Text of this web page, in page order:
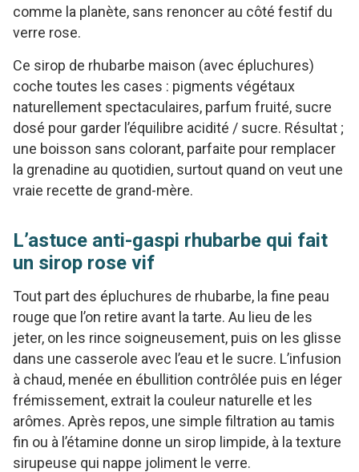
comme la planète, sans renoncer au côté festif du
verre rose.
Ce sirop de rhubarbe maison (avec épluchures)
coche toutes les cases : pigments végétaux
naturellement spectaculaires, parfum fruité, sucre
dosé pour garder l’équilibre acidité / sucre. Résultat ;
une boisson sans colorant, parfaite pour remplacer
la grenadine au quotidien, surtout quand on veut une
vraie recette de grand-mère.
L’astuce anti-gaspi rhubarbe qui fait
un sirop rose vif
Tout part des épluchures de rhubarbe, la fine peau
rouge que l’on retire avant la tarte. Au lieu de les
jeter, on les rince soigneusement, puis on les glisse
dans une casserole avec l’eau et le sucre. L’infusion
à chaud, menée en ébullition contrôlée puis en léger
frémissement, extrait la couleur naturelle et les
arômes. Après repos, une simple filtration au tamis
fin ou à l’étamine donne un sirop limpide, à la texture
sirupeuse qui nappe joliment le verre.